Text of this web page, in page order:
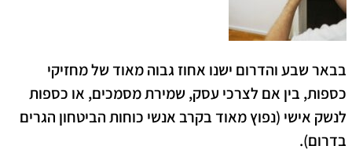
​בבאר שבע והדרום ישנו אחוז גבוה מאוד של מחזיקי
כספות, בין אם לצרכי עסק, שמירת מסמכים, או כספות
לנשק אישי (נפוץ מאוד בקרב אנשי כוחות הביטחון הגרים
בדרום).